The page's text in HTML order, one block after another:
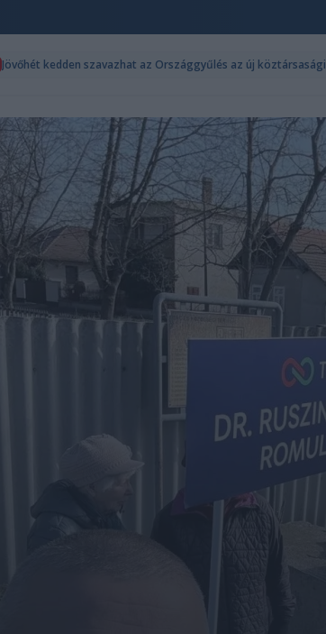
Jövőhét kedden szavazhat az Országgyűlés az új